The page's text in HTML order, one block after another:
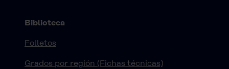
Biblioteca
Folletos
Grados por región (Fichas técnicas)